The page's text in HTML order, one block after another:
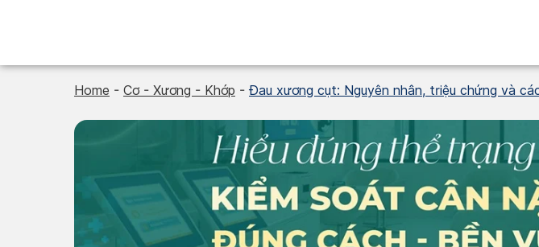
Home - Cơ - Xương - Khớp - Đau xương cụt: Nguyên nhân, triệu chứng và